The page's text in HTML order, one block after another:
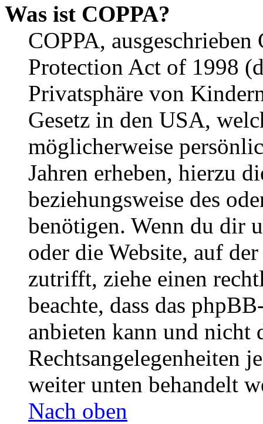
Was ist COPPA?
COPPA,
Protection Act of 1998
Privatsphäre von
Gesetz in den USA,
möglicherweise
Jahren erheben, hierzu
beziehungsweise des
benötigen. Wenn du dir
oder die Website, auf
zutrifft, ziehe einen
beachte, dass das
anbieten kann und nicht
Rechtsangelegenheiten
weiter unten behandelt
Nach oben